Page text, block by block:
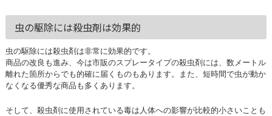
虫の駆除には殺虫剤は効果的
虫の駆除には殺虫剤は非常に効果的です。
商品の改良も進み、今は市販のスプレータイプの殺虫剤には、数メートル
離れた箇所からでも的確に届くものもあります。また、短時間で虫が動か
なくなる優秀な商品も多くあります。
そして、殺虫剤に使用されている毒は人体への影響が比較的小さいことも